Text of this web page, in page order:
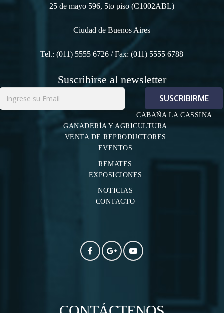
25 de mayo 596, 5to piso (C1002ABL)
Ciudad de Buenos Aires
Tel.: (011) 5555 6726 / Fax: (011) 5555 6788
Suscribirse al newsletter
CABAÑA LA CASSINA
GANADERÍA Y AGRICULTURA
VENTA DE REPRODUCTORES
EVENTOS
REMATES
EXPOSICIONES
NOTICIAS
CONTACTO